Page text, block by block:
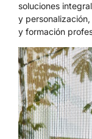
soluciones
y
y formación